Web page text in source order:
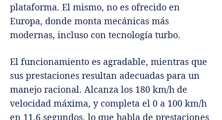
plataforma. El mismo, no es ofrecido en
Europa, donde monta mecánicas más
modernas, incluso con tecnología turbo.
El funcionamiento es agradable, mientras que
sus prestaciones resultan adecuadas para un
manejo racional. Alcanza los 180 km/h de
velocidad máxima, y completa el 0 a 100 km/h
en 11,6 segundos, lo que habla de prestaciones